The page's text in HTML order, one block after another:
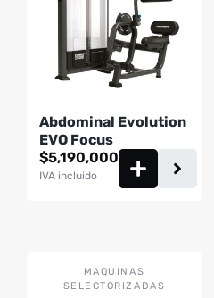
Abdominal Evolution
EVO Focus
$5,190,000
IVA incluido
MAQUINAS
SELECTORIZADAS